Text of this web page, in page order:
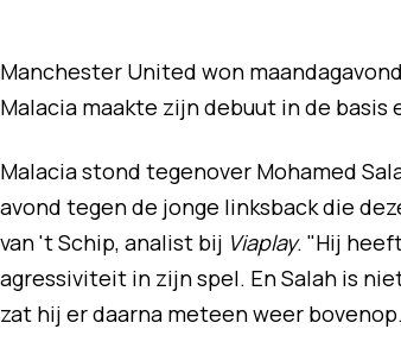
Manchester United won
Malacia maakte zijn debuut in de
Malacia stond tegenover Mohamed
avond tegen de jonge linksback die
van 't Schip, analist bij Viaplay. "Hij
agressiviteit in zijn spel. En Salah is
zat hij er daarna meteen weer